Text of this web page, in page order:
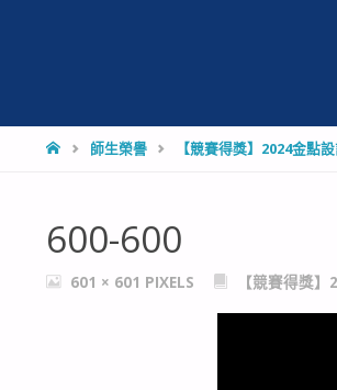
HOME師生榮譽 【競賽得獎】2024金點
600-600
FULL601 × 601 PIXELS 【競賽得獎